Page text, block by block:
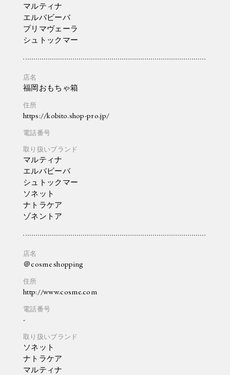
マルティナ
エルバビーバ
プリマヴェーラ
シュトックマー
福岡おもちゃ箱
https://kobito.shop-pro.jp/
マルティナ
エルバビーバ
シュトックマー
ソネット
ナトラケア
ゾネントア
＠cosme shopping
http://www.cosme.com
-
ソネット
ナトラケア
マルティナ